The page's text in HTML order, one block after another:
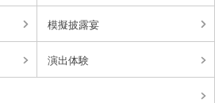
模擬披露宴
演出体験